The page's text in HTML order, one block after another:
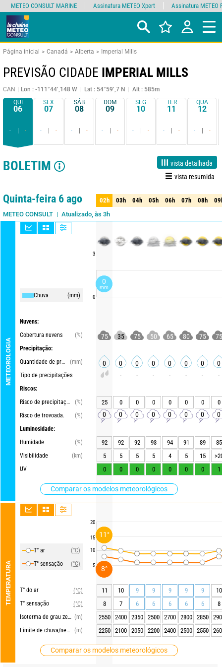
Página inicial Canadá Alberta Imperial Mills
PREVISÃO CIDADE IMPERIAL MILLS
CAN Lon : -111°44’,148 W Lat : 54°59’,7 N
Alt : 585m
QUI
06
- -
SEX
07
- -
SÁB
08
- -
DOM
09
- -
SEG
10
- -
TER
11
- -
QUA
12
- -
BOLETIM
vista detalhada
vista resumida
1 dia 3 dias 7 dias Fiabilidade 90%
Quinta-feira 6 ago
METEO CONSULT Atualizado, às 3h
METEOROLOGIA
Chuva (mm)
Nuvens:
Cobertura nuvens
(%)
Precipitação:
Quantidade de precipitações
(mm)
Tipo de precipitações
Riscos:
Risco de precipitações
(%)
Risco de trovoada.
(%)
Luminosidade:
Humidade
(%)
Visibilidade
(km)
UV
Comparar os modelos meteorológicos
TEMPERATURA
T° ar
(°C)
T° sensação
(°C)
T° do ar
(°C)
T° sensação
(°C)
Isoterma de grau zero (m)
Limite de chuva/neve
(m)
Comparar os modelos meteorológicos
3
0
20
15
10
5
02h 03h 04h 05h 06h 07h 08h
02h 03h 04h 05h 06h 07h 08h
75 35 75 50 65 80 75 75
0 0 0 0 0 0 0 0
- - - - - - -
25 0 0 0 0 0 0 0
0 0 0 0 0 0 0 0
92 92 92 93 94 91 89
85
5
5 5 5 4 5 15
0
0 0 0 0 0 0 1
11 10 9 9 9 9 9
10
8
7 6 6 6 6 6
8
2550
2400 2350 2500 2700 2800 2850
2250
2100 2050 2200 2400 2500 2550
METEO CONSULT MARINE Assinatura METEO Xpert Assinatura METEO
0
mm
11°
8°